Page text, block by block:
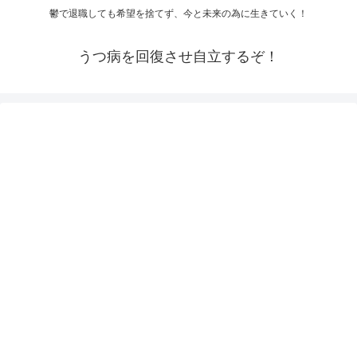
鬱で退職しても希望を捨てず、今と未来の為に生きていく！
うつ病を回復させ自立するぞ！